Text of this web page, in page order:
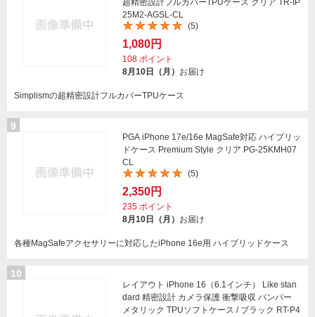
超精密設計フルカバーTPUケース クリア TR-IP
25M2-AGSL-CL
(5)
1,080円
108 ポイント
8月10日（月） お届け
Simplismの超精密設計フルカバーTPUケース
9
PGA iPhone 17e/16e MagSafe対応 ハイブリッ
ドケース Premium Style クリア PG-25KMH07
CL
(5)
2,350円
235 ポイント
8月10日（月） お届け
各種MagSafeアクセサリーに対応したiPhone 16e用 ハイブリッドケース
10
レイアウト iPhone 16（6.1インチ） Like stan
dard 精密設計 カメラ保護 衝撃吸収 バンパー
メタリック TPUソフトケース / ブラック RT-P4